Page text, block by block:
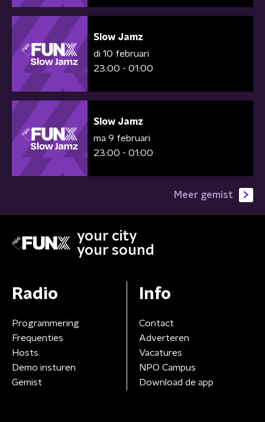
Slow Jamz
di 10 februari
23:00 - 01:00
Slow Jamz
ma 9 februari
23:00 - 01:00
Meer gemist
your city
your sound
Radio
Programmering
Frequenties
Hosts
Demo insturen
Gemist
Info
Contact
Adverteren
Vacatures
NPO Campus
Download de app